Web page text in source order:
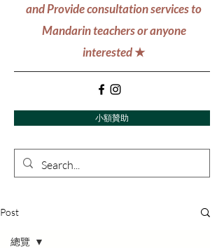
and Provide consultation services to
Mandarin teachers or anyone
interested★
小額贊助
Post
總覽